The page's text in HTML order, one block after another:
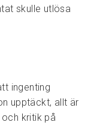
skulle utlösa
ingenting
upptäckt, allt är
kritik på